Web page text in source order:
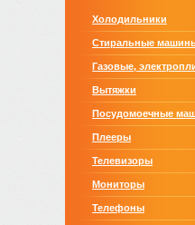
Холодильники
Стиральные
Газовые,
Вытяжки
Посудомоечные
Плееры
Телевизоры
Мониторы
Телефоны